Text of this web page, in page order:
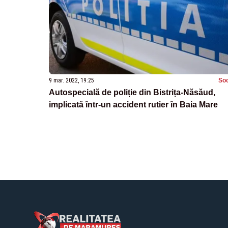
9 mar. 2022, 19:25
Autospecială de poliție din Bistrița-Năsăud,
implicată într-un accident rutier în Baia Mare